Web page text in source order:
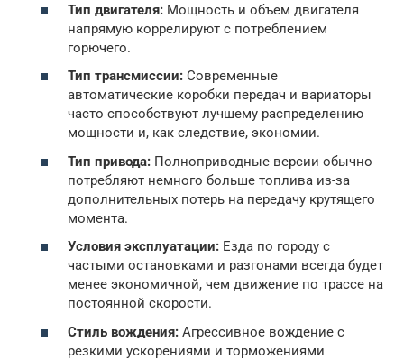
Тип двигателя: Мощность и объем двигателя
напрямую коррелируют с потреблением
горючего.
Тип трансмиссии: Современные
автоматические коробки передач и вариаторы
часто способствуют лучшему распределению
мощности и, как следствие, экономии.
Тип привода: Полноприводные версии обычно
потребляют немного больше топлива из-за
дополнительных потерь на передачу крутящего
момента.
Условия эксплуатации: Езда по городу с
частыми остановками и разгонами всегда будет
менее экономичной, чем движение по трассе на
постоянной скорости.
Стиль вождения: Агрессивное вождение с
резкими ускорениями и торможениями